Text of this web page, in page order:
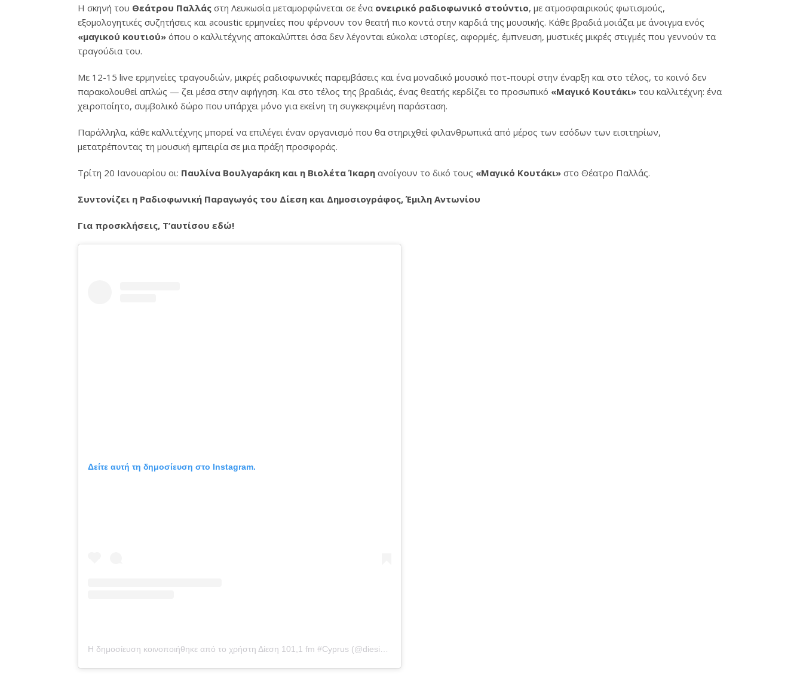
Η σκηνή του Θεάτρου Παλλάς στη Λευκωσία μεταμορφώνεται σε ένα ονειρικό ραδιοφωνικό στούντιο, με ατμοσφαιρικούς φωτισμούς,
εξομολογητικές συζητήσεις και acoustic ερμηνείες που φέρνουν τον θεατή πιο κοντά στην καρδιά της μουσικής. Κάθε βραδιά μοιάζει με άνοιγμα ενός
«μαγικού κουτιού» όπου ο καλλιτέχνης αποκαλύπτει όσα δεν λέγονται εύκολα: ιστορίες, αφορμές, έμπνευση, μυστικές μικρές στιγμές που γεννούν τα
τραγούδια του.
Με 12-15 live ερμηνείες τραγουδιών, μικρές ραδιοφωνικές παρεμβάσεις και ένα μοναδικό μουσικό ποτ-πουρί στην έναρξη και στο τέλος, το κοινό δεν
παρακολουθεί απλώς — ζει μέσα στην αφήγηση. Και στο τέλος της βραδιάς, ένας θεατής κερδίζει το προσωπικό «Μαγικό Κουτάκι» του καλλιτέχνη: ένα
χειροποίητο, συμβολικό δώρο που υπάρχει μόνο για εκείνη τη συγκεκριμένη παράσταση.
Παράλληλα, κάθε καλλιτέχνης μπορεί να επιλέγει έναν οργανισμό που θα στηριχθεί φιλανθρωπικά από μέρος των εσόδων των εισιτηρίων,
μετατρέποντας τη μουσική εμπειρία σε μια πράξη προσφοράς.
Τρίτη 20 Ιανουαρίου οι: Παυλίνα Βουλγαράκη και η Βιολέτα Ίκαρη ανοίγουν το δικό τους «Μαγικό Κουτάκι» στο Θέατρο Παλλάς.
Συντονίζει η Ραδιοφωνική Παραγωγός του Δίεση και Δημοσιογράφος, Έμιλη Αντωνίου
Για προσκλήσεις, Τ’αυτίσου εδώ!
Δείτε αυτή τη δημοσίευση στο Instagram.
Η δημοσίευση κοινοποιήθηκε από το χρήστη Δίεση 101,1 fm #Cyprus (@diesi1011_cy)